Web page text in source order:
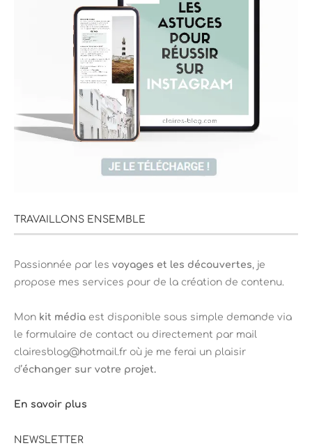
TRAVAILLONS ENSEMBLE
Passionnée par les voyages et les découvertes, je
propose mes services pour de la création de contenu.
Mon kit média est disponible sous simple demande via
le formulaire de contact ou directement par mail
clairesblog@hotmail.fr où je me ferai un plaisir
d’échanger sur votre projet.
En savoir plus
NEWSLETTER